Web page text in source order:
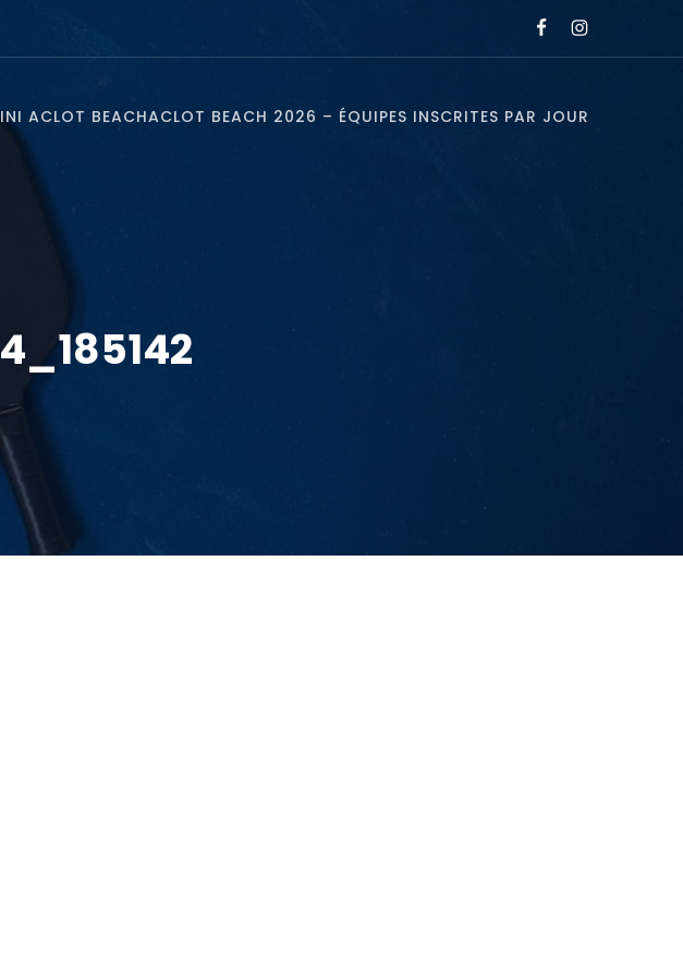
ACLOT BEACHACLOT BEACH 2026 – ÉQUIPES INSCRITES PAR JOUR